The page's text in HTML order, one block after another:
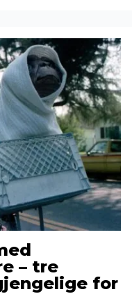
– tre
for